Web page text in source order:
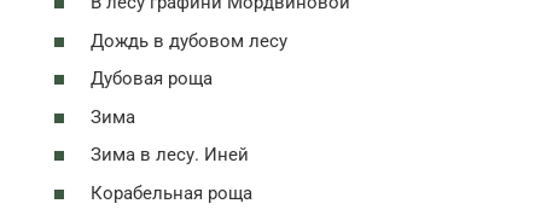
Дождь в дубовом лесу
Дубовая роща
Зима
Зима в лесу. Иней
Корабельная роща